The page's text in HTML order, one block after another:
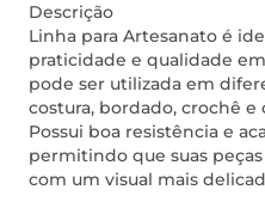
Descrição
Linha para Artesanato é
praticidade e qualidade
pode ser utilizada em
costura, bordado, crochê
Possui boa resistência e
permitindo que suas
com um visual mais